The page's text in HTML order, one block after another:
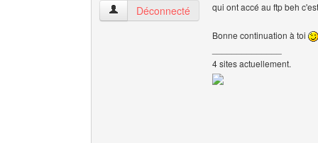
design-web Voir le profil de l'utilisateur
Déconnecté
qui ont accé au ftp beh
Bonne continuation à toi
4 sites actuellement.